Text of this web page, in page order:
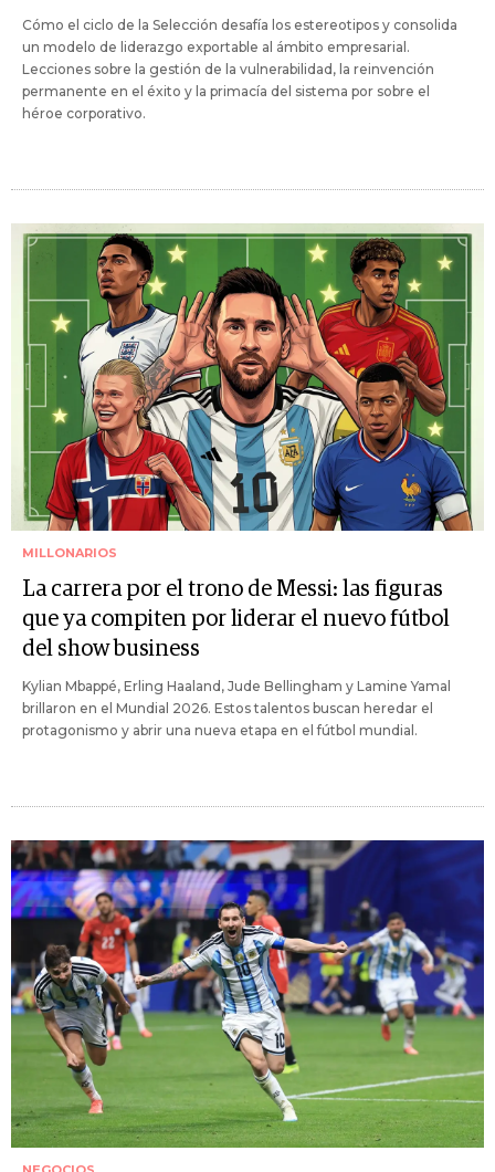
Cómo el ciclo de la Selección desafía los estereotipos y consolida
un modelo de liderazgo exportable al ámbito empresarial.
Lecciones sobre la gestión de la vulnerabilidad, la reinvención
permanente en el éxito y la primacía del sistema por sobre el
héroe corporativo.
MILLONARIOS
La carrera por el trono de Messi: las figuras
que ya compiten por liderar el nuevo fútbol
del show business
Kylian Mbappé, Erling Haaland, Jude Bellingham y Lamine Yamal
brillaron en el Mundial 2026. Estos talentos buscan heredar el
protagonismo y abrir una nueva etapa en el fútbol mundial.